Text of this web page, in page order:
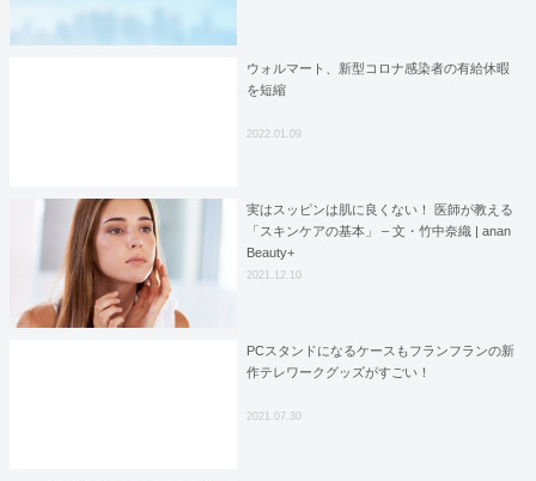
ウォルマート、新型コロナ感染者の有給休暇
を短縮
2022.01.09
実はスッピンは肌に良くない！ 医師が教える
「スキンケアの基本」 – 文・竹中奈織 | anan
Beauty+
2021.12.10
PCスタンドになるケースもフランフランの新
作テレワークグッズがすごい！
2021.07.30